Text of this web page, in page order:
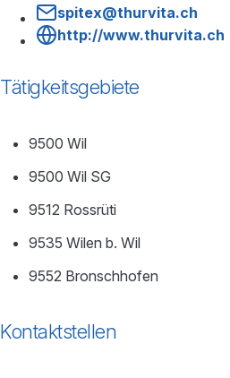
spitex@thurvita.ch
http://www.thurvita.ch
Tätigkeitsgebiete
9500 Wil
9500 Wil SG
9512 Rossrüti
9535 Wilen b. Wil
9552 Bronschhofen
Kontaktstellen